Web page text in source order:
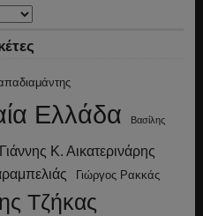
Ελλάδα Βασίλης
Γιάννης Κ. Αικατερινάρης
Γιώργος Ρακκάς
Τζήκας